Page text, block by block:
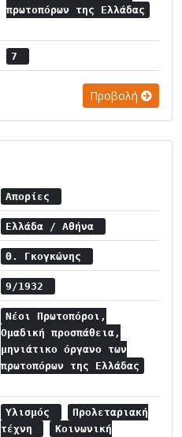
πρωτοπόρων της Ελλάδας
7
Προβολή
Απορίες
Ελλάδα / Αθήνα
Θ. Γκογκώνης
9/1932
Νέοι Πρωτοπόροι,
Ομαδική προσπάθεια,
μηνιάτικο όργανο των
πρωτοπόρων της Ελλάδας
Υλισμός
Προλεταριακή
τέχνη
Κοινωνική